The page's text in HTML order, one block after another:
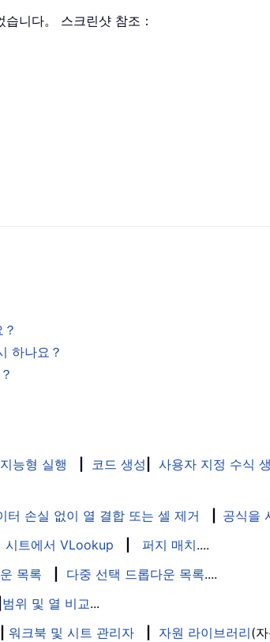
니다。 스크린샷 참조：
하나요？
지능형 실행 코드 생성 사용자 지정 수식
터 손실 없이 열 결합 또는 셀 제거 공식을
시트에서 VLookup 퍼지 매치....
목록 다중 선택 드롭다운 목록....
범위 및 열 비교...
워크북 및 시트 관리자 자원 라이브러리(